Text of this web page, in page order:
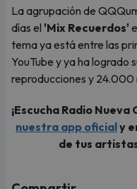
La agrupación de
días el 'Mix Recuerdos'
tema ya está entre las
YouTube y ya ha logrado
reproducciones y 24.000
¡Escucha Radio Nueva
nuestra app oficialy
de tus